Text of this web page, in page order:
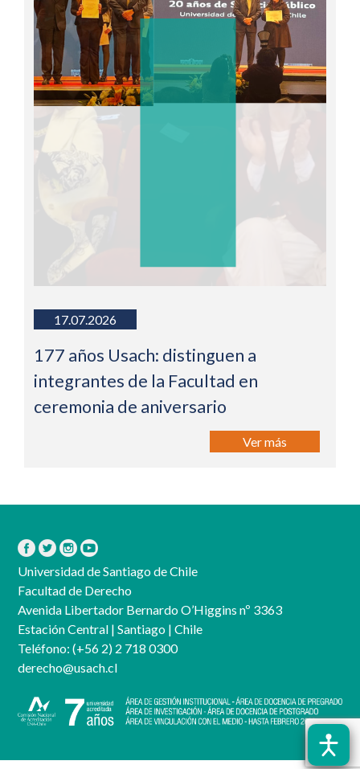
17.07.2026
177 años Usach: distinguen a
integrantes de la Facultad en
ceremonia de aniversario
Ver más
Universidad de Santiago de Chile
Facultad de Derecho
Avenida Libertador Bernardo O’Higgins nº 3363
Estación Central | Santiago | Chile
Teléfono: (+56 2) 2 718 0300
derecho@usach.cl